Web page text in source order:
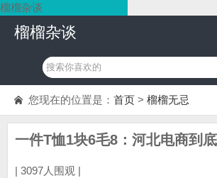
榴榴杂谈
榴榴杂谈
您现在的位置是： 首页 > 榴榴无忌
一件T恤1块6毛8：河北电商到
| 3097人围观 |